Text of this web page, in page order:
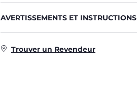
AVERTISSEMENTS ET INSTRUCTIONS
Trouver un Revendeur